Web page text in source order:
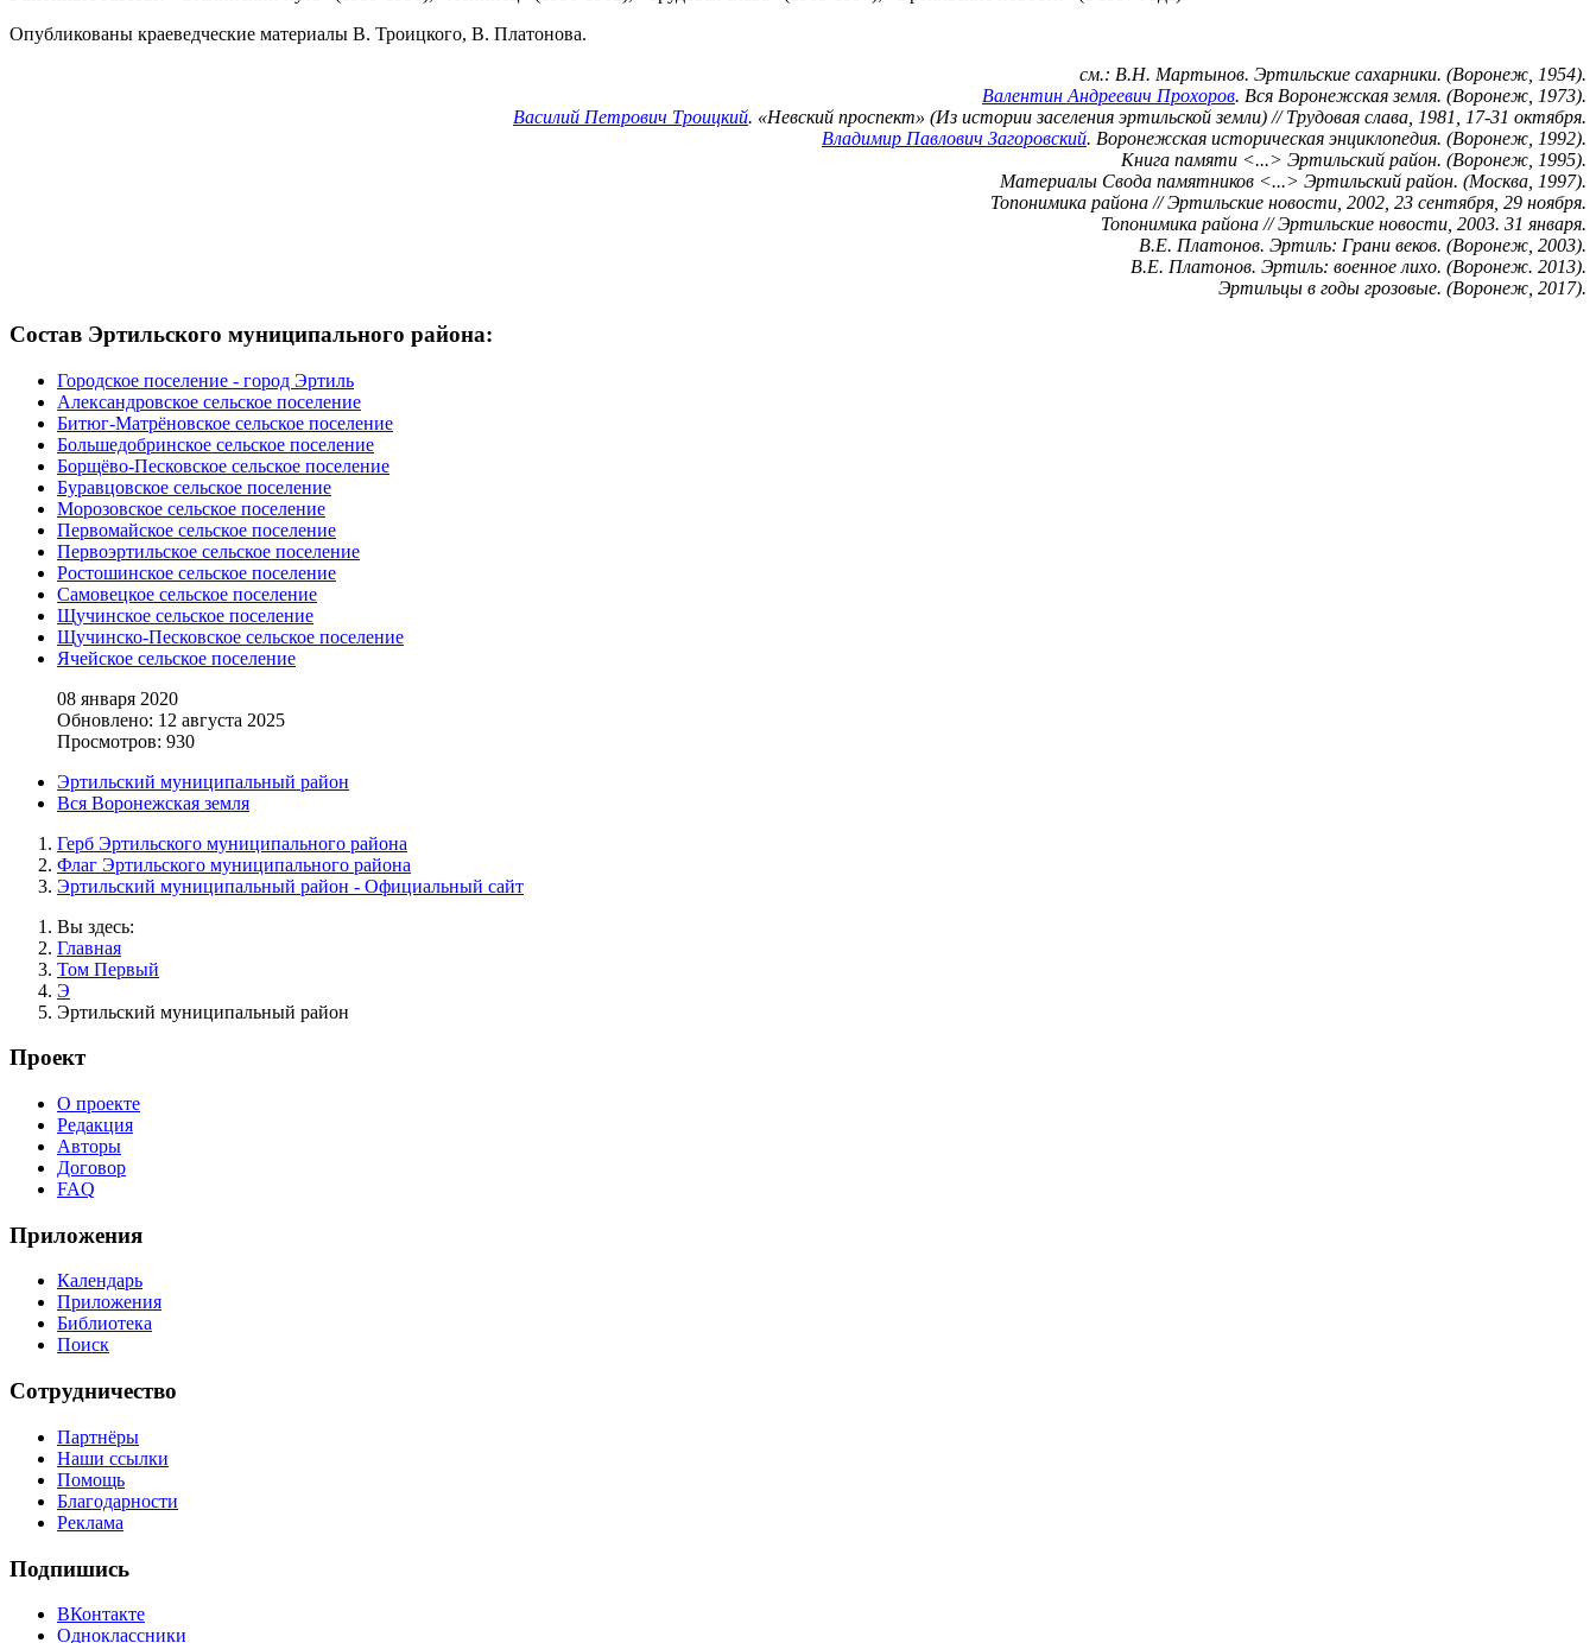
Опубликованы краеведческие материалы В. Троицкого, В. Платонова.
см.: В.Н. Мартынов. Эртильские сахарники. (Воронеж, 1954).
Валентин Андреевич Прохоров. Вся Воронежская земля. (Воронеж, 1973).
Василий Петрович Троицкий. «Невский проспект» (Из истории заселения эртильской земли) // Трудовая слава, 1981, 17-31 октября.
Владимир Павлович Загоровский. Воронежская историческая энциклопедия. (Воронеж, 1992).
Книга памяти <...> Эртильский район. (Воронеж, 1995).
Материалы Свода памятников <...> Эртильский район. (Москва, 1997).
Топонимика района // Эртильские новости, 2002, 23 сентября, 29 ноября.
Топонимика района // Эртильские новости, 2003. 31 января.
В.Е. Платонов. Эртиль: Грани веков. (Воронеж, 2003).
В.Е. Платонов. Эртиль: военное лихо. (Воронеж. 2013).
Эртильцы в годы грозовые. (Воронеж, 2017).
Состав Эртильского муниципального района:
Городское поселение - город Эртиль
Александровское сельское поселение
Битюг-Матрёновское сельское поселение
Большедобринское сельское поселение
Борщёво-Песковское сельское поселение
Буравцовское сельское поселение
Морозовское сельское поселение
Первомайское сельское поселение
Первоэртильское сельское поселение
Ростошинское сельское поселение
Самовецкое сельское поселение
Щучинское сельское поселение
Щучинско-Песковское сельское поселение
Ячейское сельское поселение
08 января 2020
Обновлено: 12 августа 2025
Просмотров: 930
Эртильский муниципальный район
Вся Воронежская земля
Герб Эртильского муниципального района
Флаг Эртильского муниципального района
Эртильский муниципальный район - Официальный сайт
Вы здесь:
Главная
Том Первый
Э
Эртильский муниципальный район
Проект
О проекте
Редакция
Авторы
Договор
FAQ
Приложения
Календарь
Приложения
Библиотека
Поиск
Сотрудничество
Партнёры
Наши ссылки
Помощь
Благодарности
Реклама
Подпишись
ВКонтакте
Одноклассники